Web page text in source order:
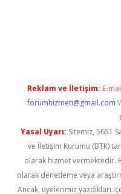
Reklam ve İletişim: E-
forumhizmeti@gmail.com
Yasal Uyarı: Sitemiz, 5651
ve İletişim Kurumu (BTK)
olarak hizmet vermektedir.
olarak denetleme veya
Ancak, üyelerimiz yazdıkları